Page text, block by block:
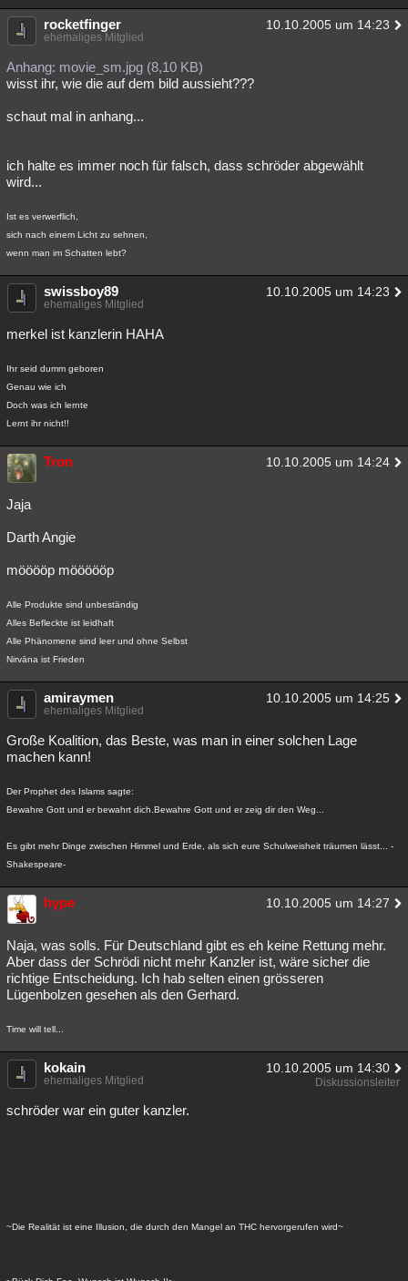
rocketfinger 10.10.2005 um 14:23
ehemaliges Mitglied
Anhang: movie_sm.jpg (8,10 KB)
wisst ihr, wie die auf dem bild aussieht???
schaut mal in anhang...
ich halte es immer noch für falsch, dass schröder abgewählt
wird...
Ist es verwerflich,
sich nach einem Licht zu sehnen,
wenn man im Schatten lebt?
swissboy89 10.10.2005 um 14:23
ehemaliges Mitglied
merkel ist kanzlerin HAHA
Ihr seid dumm geboren
Genau wie ich
Doch was ich lernte
Lernt ihr nicht!!
Tron 10.10.2005 um 14:24
Jaja
Darth Angie
mööööp möööööp
Alle Produkte sind unbeständig
Alles Befleckte ist leidhaft
Alle Phänomene sind leer und ohne Selbst
Nirvāna ist Frieden
amiraymen 10.10.2005 um 14:25
ehemaliges Mitglied
Große Koalition, das Beste, was man in einer solchen Lage
machen kann!
Der Prophet des Islams sagte:
Bewahre Gott und er bewahrt dich.Bewahre Gott und er zeig dir den Weg...
Es gibt mehr Dinge zwischen Himmel und Erde, als sich eure Schulweisheit träumen lässt... -
Shakespeare-
hype 10.10.2005 um 14:27
Naja, was solls. Für Deutschland gibt es eh keine Rettung mehr.
Aber dass der Schrödi nicht mehr Kanzler ist, wäre sicher die
richtige Entscheidung. Ich hab selten einen grösseren
Lügenbolzen gesehen als den Gerhard.
Time will tell...
kokain 10.10.2005 um 14:30
ehemaliges Mitglied Diskussionsleiter
schröder war ein guter kanzler.
~Die Realität ist eine Illusion, die durch den Mangel an THC hervorgerufen wird~